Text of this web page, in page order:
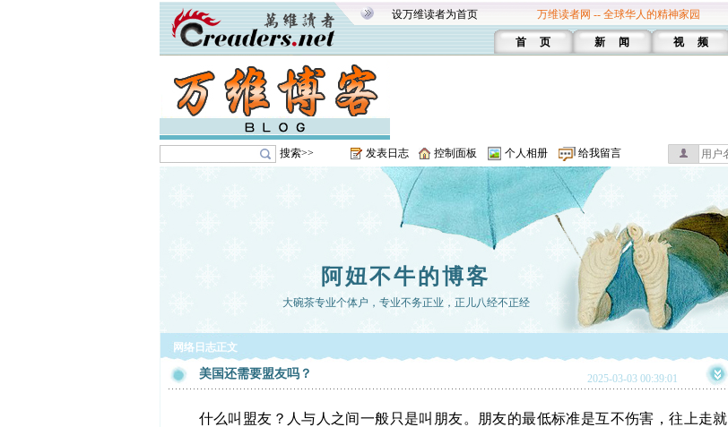
设万维读者为首页 万维读者网 -- 全球华人的精神家园
首 页 新 闻 视 频
搜索>> 发表日志 控制面板 个人相册 给我留言
阿妞不牛的博客
大碗茶专业个体户，专业不务正业，正儿八经不正经
网络日志正文
美国还需要盟友吗？ 2025-03-03 00:39:01
什么叫盟友？人与人之间一般只是叫朋友。朋友的最低标准是互不伤害，往上走就